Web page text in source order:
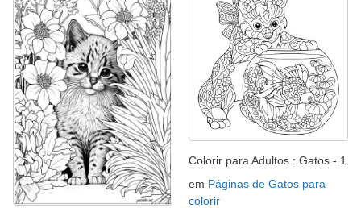
Colorir para Adultos : Gatos - 1
em Páginas de Gatos para
colorir